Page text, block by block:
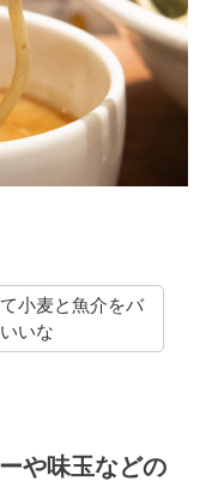
小麦と魚介をバ
いな
や味玉などの